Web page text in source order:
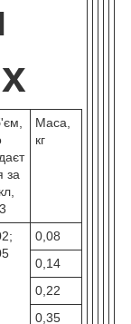
за
3
Маса,
кг
0,08
0,14
0,22
0,35